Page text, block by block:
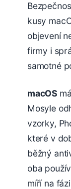
kusy
objevení
firmy i
samotné
macOS
Mosyle
vzorky,
které v
běžný
oba
míří na